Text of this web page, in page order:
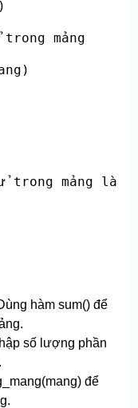
mảng
trong mảng là:
hàm sum() để
số lượng phần
để